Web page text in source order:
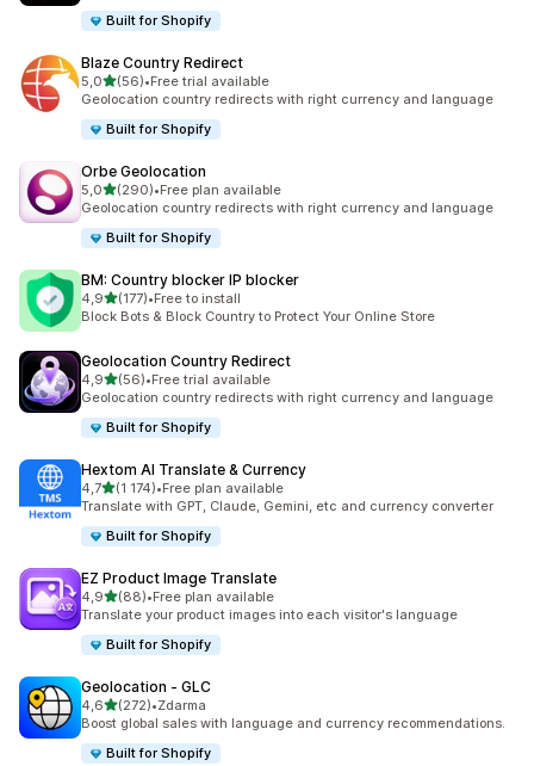
Built for Shopify
Blaze Country Redirect
5,0z 5 hvězd
(56)
Celkový počet recenzí: 56
•Free trial available
Geolocation country redirects with right currency and language
Built for Shopify
Orbe Geolocation
5,0z 5 hvězd
(290)
Celkový počet recenzí: 290
•Free plan available
Geolocation country redirects with right currency and language
Built for Shopify
BM: Country blocker IP blocker
4,9z 5 hvězd
(177)
Celkový počet recenzí: 177
•Free to install
Block Bots & Block Country to Protect Your Online Store
Geolocation Country Redirect
4,9z 5 hvězd
(56)
Celkový počet recenzí: 56
•Free trial available
Geolocation country redirects with right currency and language
Built for Shopify
Hextom AI Translate & Currency
4,7z 5 hvězd
(1 174)
Celkový počet recenzí: 1174
•Free plan available
Translate with GPT, Claude, Gemini, etc and currency converter
Built for Shopify
EZ Product Image Translate
4,9z 5 hvězd
(88)
Celkový počet recenzí: 88
•Free plan available
Translate your product images into each visitor's language
Built for Shopify
Geolocation ‑ GLC
4,6z 5 hvězd
(272)
Celkový počet recenzí: 272
•Zdarma
Boost global sales with language and currency recommendations.
Built for Shopify